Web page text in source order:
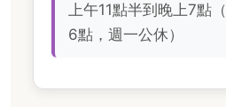
上午11點半到晚上7點
6點，週一公休）